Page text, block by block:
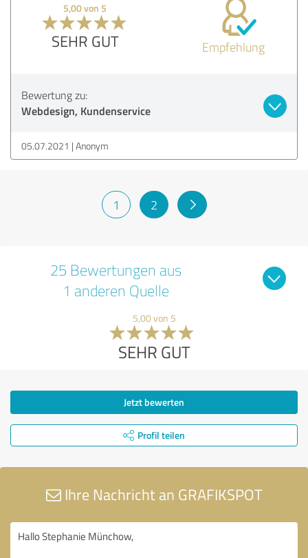
5,00 von 5
SEHR GUT Empfehlung
Bewertung zu:
Webdesign, Kundenservice
05.07.2021 Anonym
1 2
25 Bewertungen aus
1 anderen Quelle
5,00 von 5
SEHR GUT
Jetzt bewerten
Profil teilen
Ihre Nachricht an GRAFIKSPOT